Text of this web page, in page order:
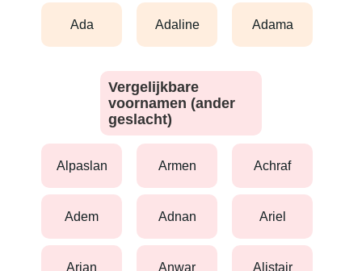
ada adaline adama
Vergelijkbare
voornamen (ander
geslacht)
alpaslan armen achraf
adem adnan ariel
arian anwar alistair